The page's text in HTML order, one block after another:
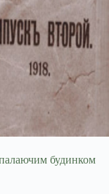
будинком